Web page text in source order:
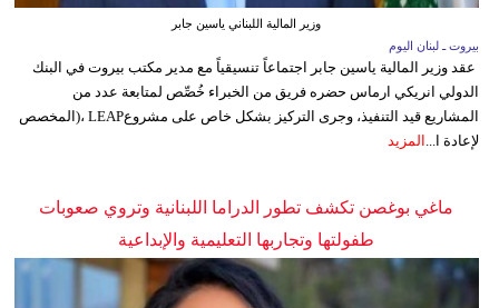
وزير المالية اللبناني ياسين جابر
بيروت ـ لبنان اليوم
عقد وزير المالية ياسين جابر اجتماعاً تنسيقياً مع مدير مكتب بيروت في البنك
الدولي انريكي ارماس حضره فريق من الخبراء خُصِّص لمتابعة عدد من
المشاريع قيد التنفيذ، وجرى التركيز بشكل خاص على مشروعLEAP ،(المخصص
لإعادة ا... المزيد
ماغي بوغصن تكشف تطور الدراما اللبنانية وتروي صعوبات
طفولتها وتجاربها التعليمية والإبداعية